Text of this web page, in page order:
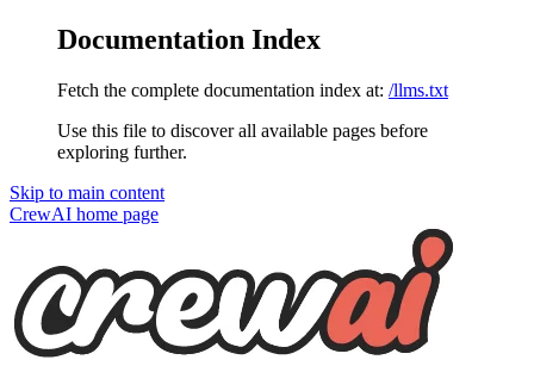
Documentation Index
Fetch the complete documentation index at: /llms.txt
Use this file to discover all available pages before
exploring further.
Skip to main content
CrewAI home page